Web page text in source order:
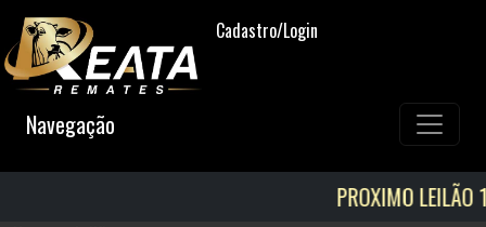
Cadastro/Login
Navegação
PROXIMO LEILÃO 12/08!